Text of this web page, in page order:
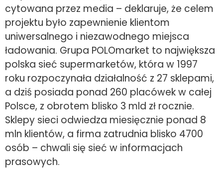
cytowana przez media – deklaruje, że celem
projektu było zapewnienie klientom
uniwersalnego i niezawodnego miejsca
ładowania. Grupa POLOmarket to największa
polska sieć supermarketów, która w 1997
roku rozpoczynała działalność z 27 sklepami,
a dziś posiada ponad 260 placówek w całej
Polsce, z obrotem blisko 3 mld zł rocznie.
Sklepy sieci odwiedza miesięcznie ponad 8
mln klientów, a firma zatrudnia blisko 4700
osób – chwali się sieć w informacjach
prasowych.